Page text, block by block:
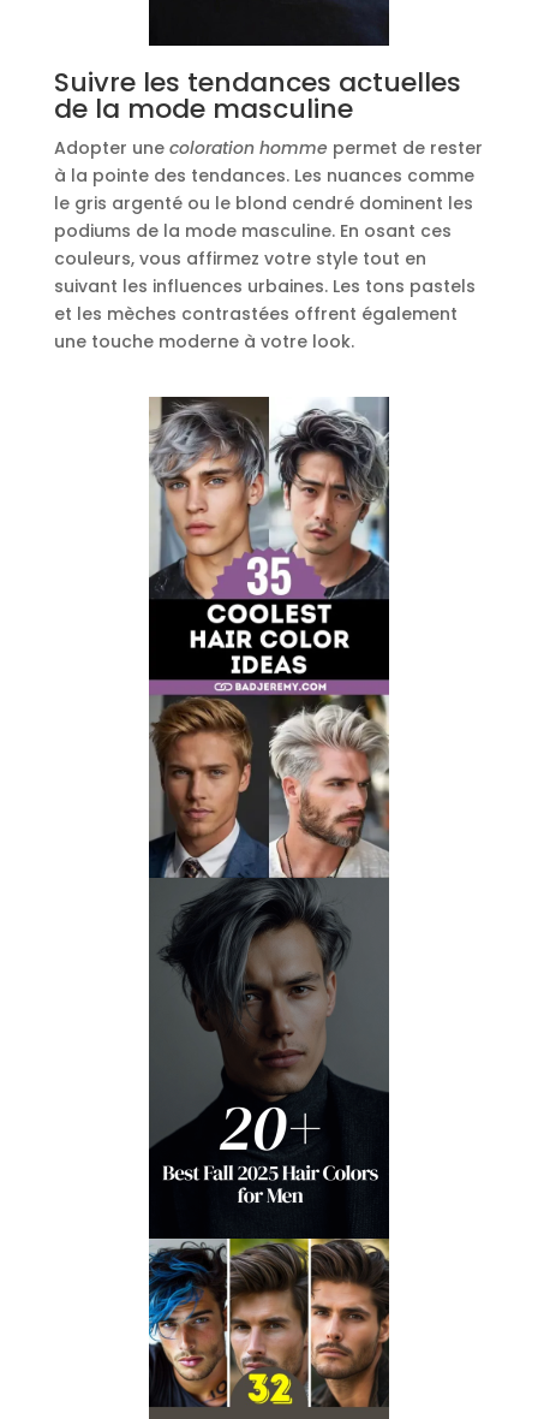
Suivre les tendances actuelles
de la mode masculine
Adopter une coloration homme permet de rester
à la pointe des tendances. Les nuances comme
le gris argenté ou le blond cendré dominent les
podiums de la mode masculine. En osant ces
couleurs, vous affirmez votre style tout en
suivant les influences urbaines. Les tons pastels
et les mèches contrastées offrent également
une touche moderne à votre look.